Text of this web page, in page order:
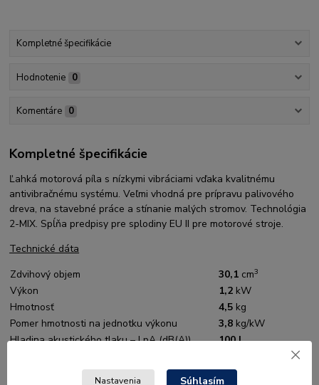
Kompletné špecifikácie
Hodnotenie 0
Komentáre 0
Kompletné špecifikácie
Ľahká motorová píla s nízkymi vibráciami vďaka kvalitnému
antivibračnému systému. Veľmi vhodná pre prípravu palivového
dreva, na stavebné práce a stínanie malých stromov. Technológia
2-MIX. Spĺňa predpisy pre splodiny EU II pre motorové stroje.
Technické dáta
Zdvihový objem
30,1 cm3
Výkon 1,2 kW
Hmotnosť
4,5 kg
Pomer hmotnosti na jednotku výkonu
3,8 kg/kW
Hladina akustického tlaku – LpA (dB(A))
100 |
Hladina vibrácií ľavá/pravá rukoväť
3,2/ 3,0
Nastavenia Súhlasím